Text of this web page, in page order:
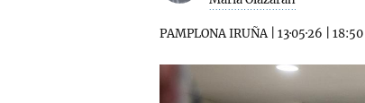
PAMPLONA IRUÑA| 13·05·26 18:50